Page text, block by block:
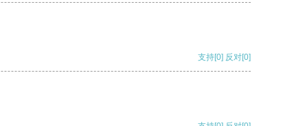
支持[0] 反对[0]